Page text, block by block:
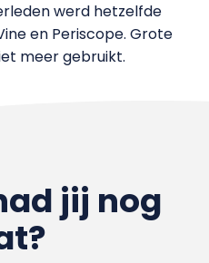
werd hetzelfde
en Periscope. Grote
meer gebruikt.
jij nog